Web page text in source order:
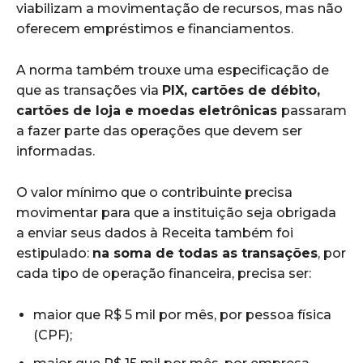
viabilizam a movimentação de recursos, mas não
oferecem empréstimos e financiamentos.
A norma também trouxe uma especificação de
que as transações via PIX, cartões de débito,
cartões de loja e moedas eletrônicas passaram
a fazer parte das operações que devem ser
informadas.
O valor mínimo que o contribuinte precisa
movimentar para que a instituição seja obrigada
a enviar seus dados à Receita também foi
estipulado: na soma de todas as transações, por
cada tipo de operação financeira, precisa ser:
maior que R$ 5 mil por mês, por pessoa física
(CPF);